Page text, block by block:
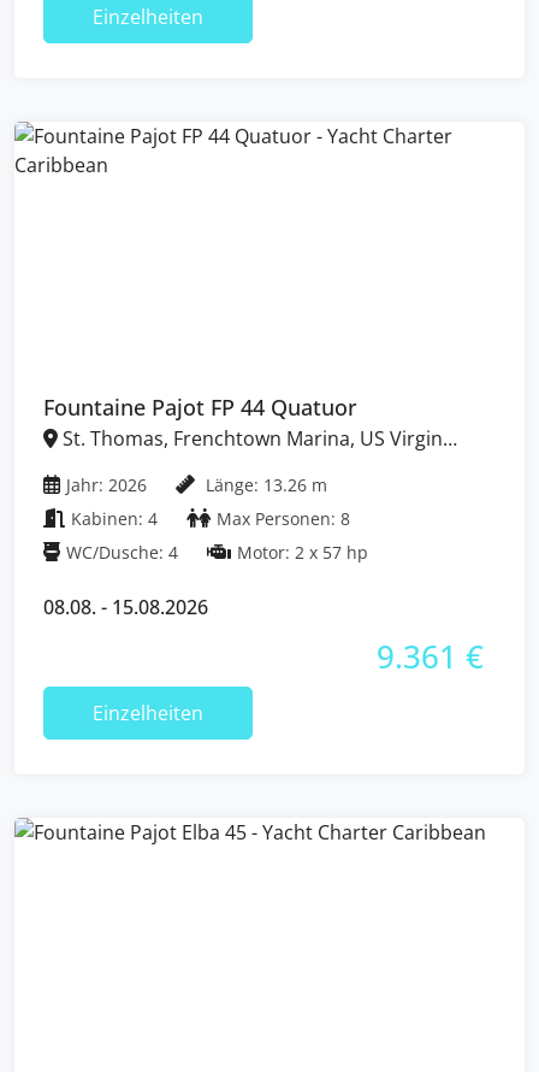
Einzelheiten
Fountaine Pajot FP 44 Quatuor
Jahr: 2026
Länge: 13.26 m
Kabinen: 4
Max Personen: 8
WC/Dusche: 4
Motor: 2 x 57 hp
08.08. - 15.08.2026
9.361 €
Einzelheiten